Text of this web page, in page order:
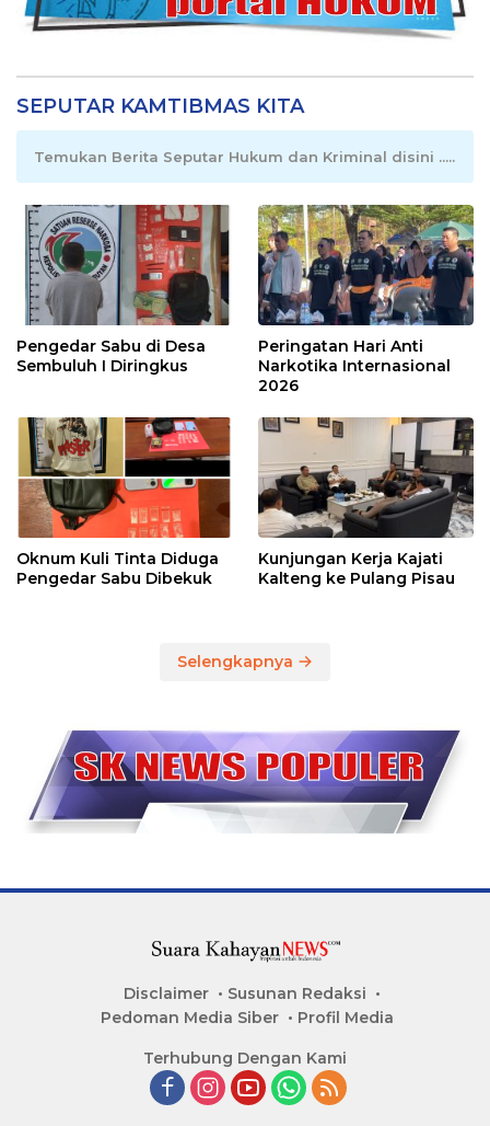
SEPUTAR KAMTIBMAS KITA
Temukan Berita Seputar Hukum dan Kriminal disini .....
Pengedar Sabu di Desa
Sembuluh I Diringkus
Peringatan Hari Anti
Narkotika Internasional
2026
Oknum Kuli Tinta Diduga
Pengedar Sabu Dibekuk
Kunjungan Kerja Kajati
Kalteng ke Pulang Pisau
Selengkapnya
Disclaimer
Susunan Redaksi
Pedoman Media Siber
Profil Media
Terhubung Dengan Kami